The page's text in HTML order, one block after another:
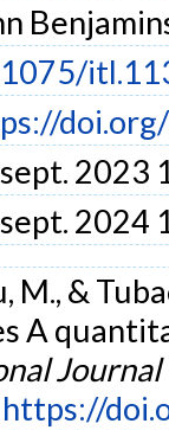
2023
2024
M., &
A
https://